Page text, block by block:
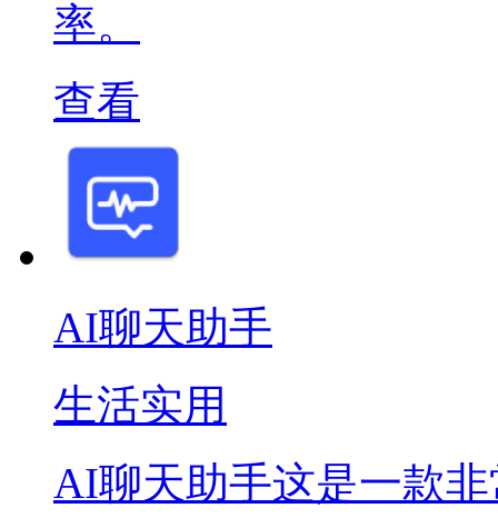
率。
查看
AI聊天助手
生活实用
AI聊天助手这是一款